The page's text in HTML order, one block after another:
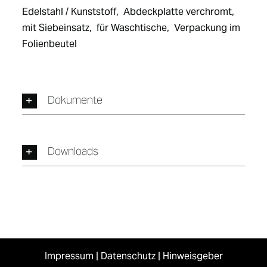
Edelstahl / Kunststoff,  Abdeckplatte verchromt,
mit Siebeinsatz,  für Waschtische,  Verpackung im
Folienbeutel
Dokumente
Downloads
Impressum | Datenschutz| Hinweisgeber